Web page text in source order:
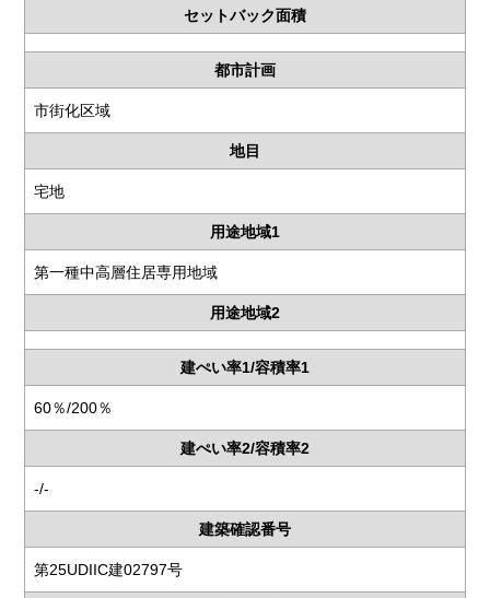
セットバック面積
都市計画
市街化区域
地目
宅地
用途地域1
第一種中高層住居専用地域
用途地域2
建ぺい率1/容積率1
60％/200％
建ぺい率2/容積率2
-/-
建築確認番号
第25UDIIC建02797号